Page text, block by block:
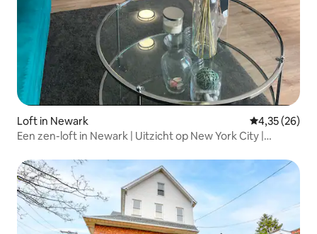
Loft in Newark Gemiddelde
4,35 (26)
Een zen-loft in Newark | Uitzicht op New York City |